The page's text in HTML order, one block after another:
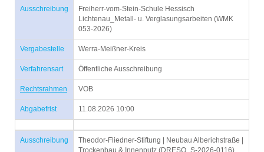
Ausschreibung
Freiherr-vom-Stein-Schule Hessisch
Lichtenau_Metall- u. Verglasungsarbeiten (WMK
053-2026)
Vergabestelle Werra-Meißner-Kreis
Verfahrensart Öffentliche Ausschreibung
Rechtsrahmen VOB
Abgabefrist 11.08.2026 10:00
Ausschreibung
Theodor-Fliedner-Stiftung | Neubau Alberichstraße |
Trockenbau & Innenputz (DRESO_S-2026-0116)